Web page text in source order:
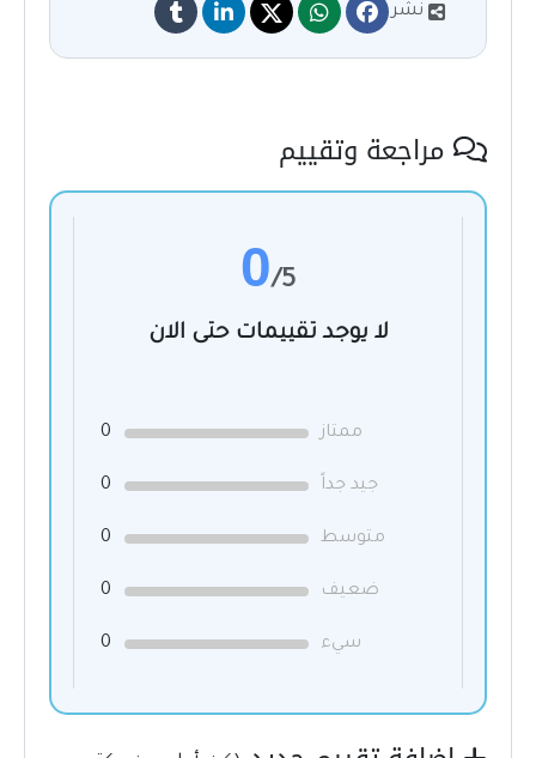
نشر
مراجعة وتقييم
0/5
لا يوجد تقييمات حتى الان
ممتاز 0
جيد جداً 0
متوسط 0
ضعيف 0
سيء 0